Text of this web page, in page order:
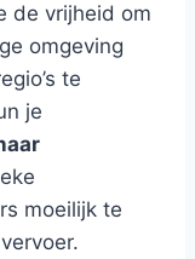
de vrijheid om
omgeving
te
je
moeilijk te